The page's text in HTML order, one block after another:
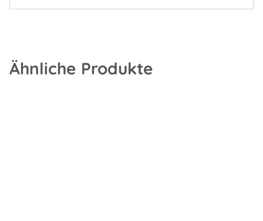
Ähnliche Produkte